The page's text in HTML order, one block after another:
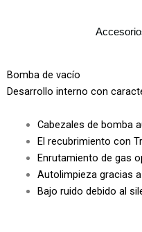
Bomba de vacío
Desarrollo interno con
Cabezales de bomba
El recubrimiento con
Enrutamiento de gas
Autolimpieza gracias
Bajo ruido debido al